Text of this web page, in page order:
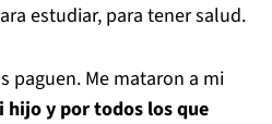
estudiar, para tener salud.
paguen. Me mataron a mi
y por todos los que